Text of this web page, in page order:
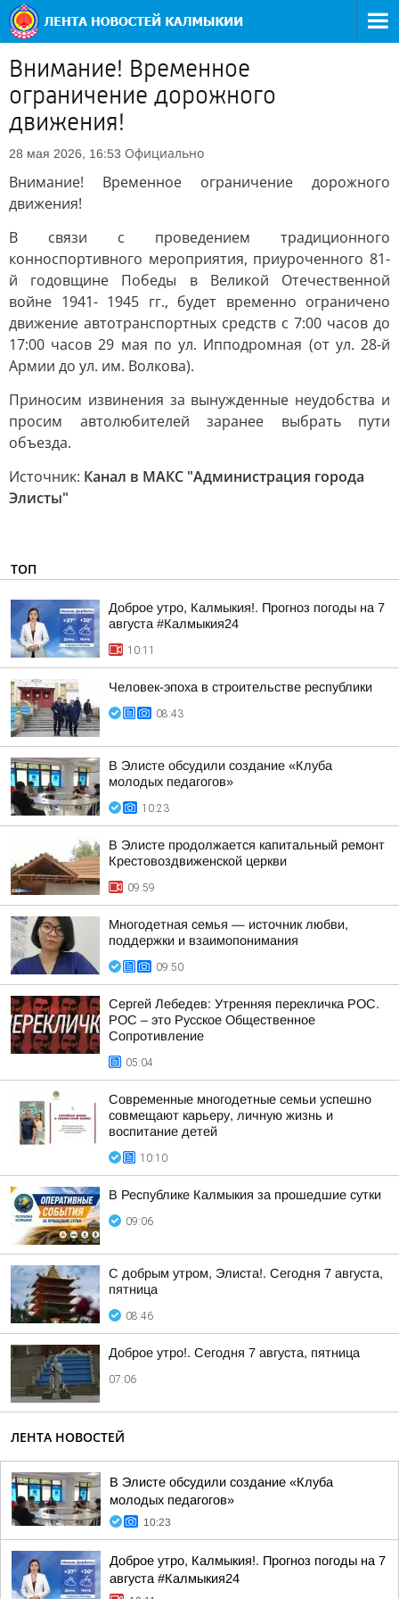
Внимание! Временное
ограничение дорожного
движения!
28 мая 2026, 16:53 Официально
Внимание! Временное ограничение дорожного
движения!
В связи с проведением традиционного
конноспортивного мероприятия, приуроченного 81-
й годовщине Победы в Великой Отечественной
войне 1941- 1945 гг., будет временно ограничено
движение автотранспортных средств с 7:00 часов до
17:00 часов 29 мая по ул. Ипподромная (от ул. 28-й
Армии до ул. им. Волкова).
Приносим извинения за вынужденные неудобства и
просим автолюбителей заранее выбрать пути
объезда.
Источник: Канал в МАКС "Администрация города
Элисты"
ТОП
Доброе утро, Калмыкия!. Прогноз погоды на 7
августа #Калмыкия24
10:11
Человек-эпоха в строительстве республики
08:43
В Элисте обсудили создание «Клуба
молодых педагогов»
10:23
В Элисте продолжается капитальный ремонт
Крестовоздвиженской церкви
09:59
Многодетная семья — источник любви,
поддержки и взаимопонимания
09:50
Сергей Лебедев: Утренняя перекличка РОС.
РОС – это Русское Общественное
Сопротивление
05:04
Современные многодетные семьи успешно
совмещают карьеру, личную жизнь и
воспитание детей
10:10
В Республике Калмыкия за прошедшие сутки
09:06
С добрым утром, Элиста!. Сегодня 7 августа,
пятница
08:46
Доброе утро!. Сегодня 7 августа, пятница
07:06
ЛЕНТА НОВОСТЕЙ
В Элисте обсудили создание «Клуба
молодых педагогов»
10:23
Доброе утро, Калмыкия!. Прогноз погоды на 7
августа #Калмыкия24